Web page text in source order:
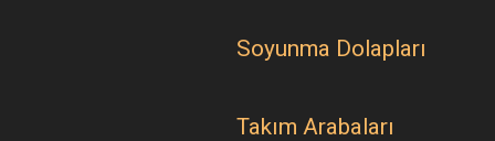
Soyunma Dolapları
Takım Arabaları